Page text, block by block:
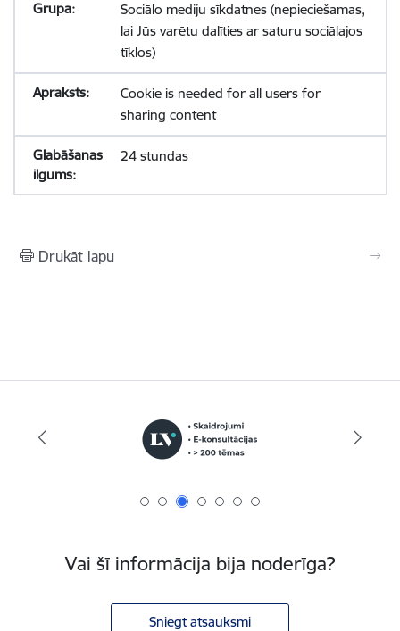
Sociālo mediju sīkdatnes (nepieciešamas,
lai Jūs varētu dalīties ar saturu sociālajos
tīklos)
Cookie is needed for all users for
sharing content
24 stundas
Drukāt lapu
Vai šī informācija bija noderīga?
Sniegt atsauksmi